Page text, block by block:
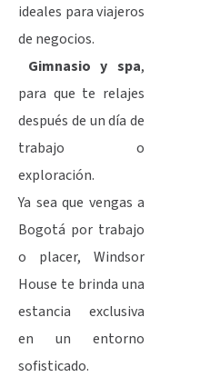
ideales para viajeros
de negocios.
Gimnasio y spa,
para que te relajes
después de un día de
trabajo o
exploración.
Ya sea que vengas a
Bogotá por trabajo
o placer, Windsor
House te brinda una
estancia exclusiva
en un entorno
sofisticado.